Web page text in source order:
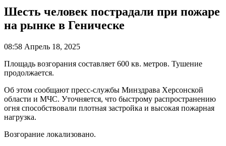
Шесть человек пострадали при пожаре
на рынке в Геническе
08:58 Апрель 18, 2025
Площадь возгорания составляет 600 кв. метров. Тушение
продолжается.
Об этом сообщают пресс-службы Минздрава Херсонской
области и МЧС. Уточняется, что быстрому распространению
огня способствовали плотная застройка и высокая пожарная
нагрузка.
Возгорание локализовано.